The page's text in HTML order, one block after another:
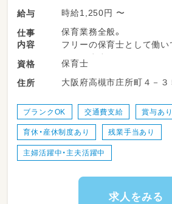
給与
時給1,250円 〜
仕事
内容
保育業務全般。
フリーの保育士として働い
しています｡
「園児が明日も笑って行き
トーに、一緒に園づくりを
資格
保育士
住所
大阪府高槻市庄所町４－３
ブランクOK 交通費支給 賞与あり
育休・産休制度あり 残業手当あり
主婦活躍中・主夫活躍中
求人をみる